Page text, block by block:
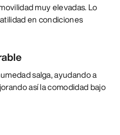
muy elevadas. Lo
en condiciones
salga, ayudando a
así la comodidad bajo